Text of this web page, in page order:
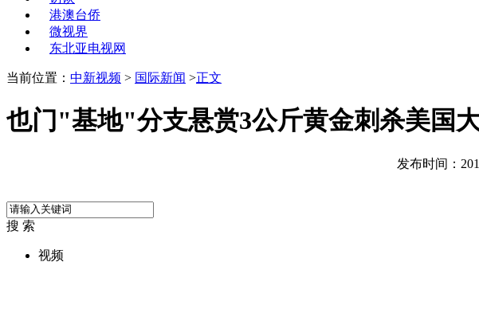
港澳台侨
微视界
东北亚电视网
当前位置： 中新视频 > 国际新闻 >正文
也门"基地"分支悬赏3公斤黄金刺杀美国
发布时间：
搜 索
视频